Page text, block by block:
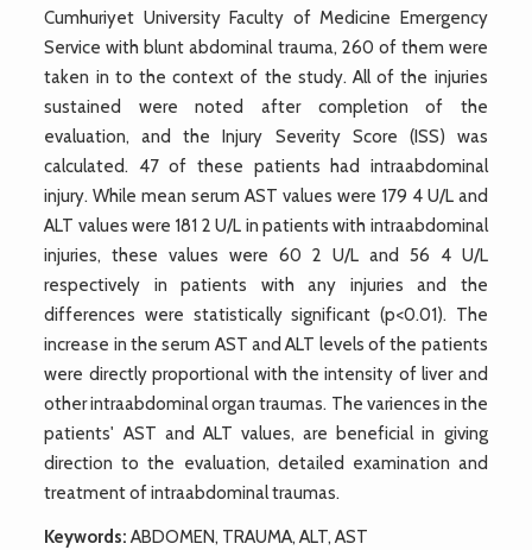
Cumhuriyet University Faculty of Medicine Emergency
Service with blunt abdominal trauma, 260 of them were
taken in to the context of the study. All of the injuries
sustained were noted after completion of the
evaluation, and the Injury Severity Score (ISS) was
calculated. 47 of these patients had intraabdominal
injury. While mean serum AST values were 179 4 U/L and
ALT values were 181 2 U/L in patients with intraabdominal
injuries, these values were 60 2 U/L and 56 4 U/L
respectively in patients with any injuries and the
differences were statistically significant (p<0.01). The
increase in the serum AST and ALT levels of the patients
were directly proportional with the intensity of liver and
other intraabdominal organ traumas. The variences in the
patients' AST and ALT values, are beneficial in giving
direction to the evaluation, detailed examination and
treatment of intraabdominal traumas.
Keywords: ABDOMEN, TRAUMA, ALT, AST